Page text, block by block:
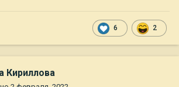
6 2
Кириллова